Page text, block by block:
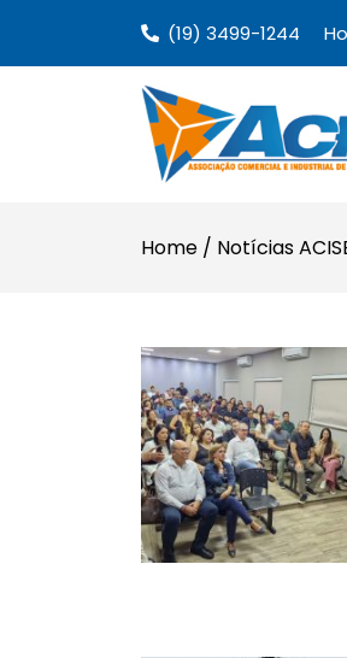
(19) 3499-1244
Home / Notícias